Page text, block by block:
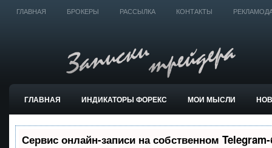
ГЛАВНАЯ БРОКЕРЫ РАССЫЛКА КОНТАКТЫ
ГЛАВНАЯ ИНДИКАТОРЫ ФОРЕКС МОИ МЫСЛИ
ТОРГОВЫЕ СИСТЕМЫ
Сервис онлайн-записи на собственном